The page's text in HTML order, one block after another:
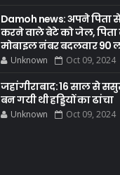
Damoh news: अपने पिता
करने वाले बेटे को जेल, पिता
मोबाइल नंबर बदलवार 90
Unknown Oct 09, 2024
जहांगीराबाद: 16 साल से
बन गयी थी हड्डियों का ढांचा
Unknown Oct 09, 2024